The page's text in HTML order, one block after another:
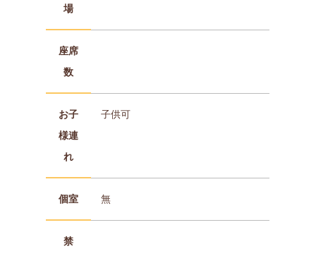
場
座席
数
お子
様連
れ
子供可
個室 無
禁